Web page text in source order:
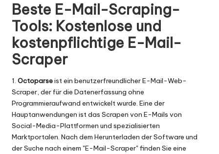
Beste E-Mail-Scraping-
Tools: Kostenlose und
kostenpflichtige E-Mail-
Scraper
1. Octoparseist ein benutzerfreundlicher E-Mail-Web-
Scraper, der für die Datenerfassung ohne
Programmieraufwand entwickelt wurde. Eine der
Hauptanwendungen ist das Scrapen von E-Mails von
Social-Media-Plattformen und spezialisierten
Marktportalen. Nach dem Herunterladen der Software und
der Suche nach einem "E-Mail-Scraper" finden Sie eine